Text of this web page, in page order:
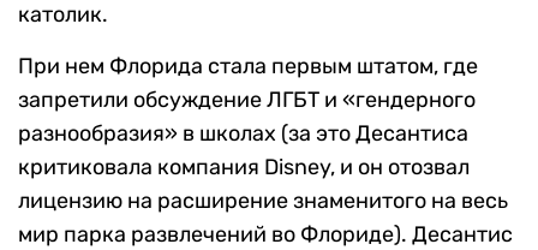
католик.
При нем Флорида стала первым штатом, где
запретили обсуждение ЛГБТ и «гендерного
разнообразия» в школах (за это Десантиса
критиковала компания Disney, и он отозвал
лицензию на расширение знаменитого на весь
мир парка развлечений во Флориде). Десантис